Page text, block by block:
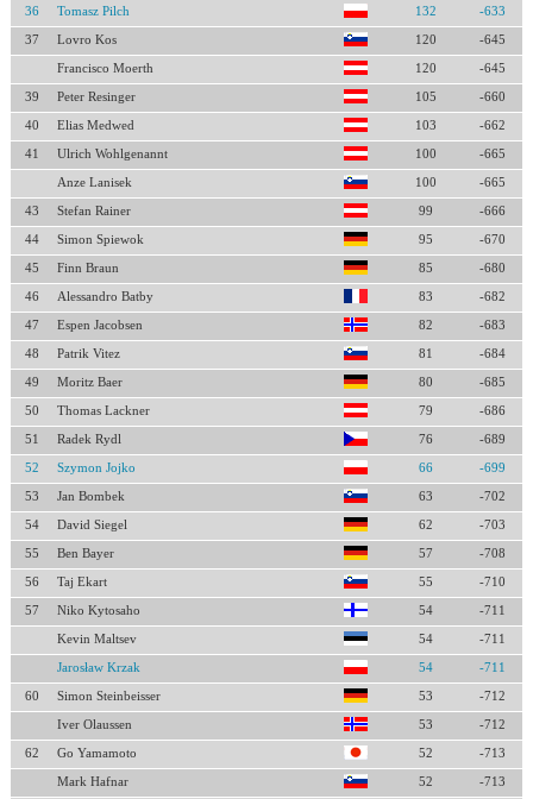
36 Tomasz Pilch 132 -633
37 Lovro Kos 120 -645
Francisco Moerth 120 -645
39 Peter Resinger 105 -660
40 Elias Medwed 103 -662
41 Ulrich Wohlgenannt 100 -665
Anze Lanisek 100 -665
43 Stefan Rainer 99 -666
44 Simon Spiewok 95 -670
45 Finn Braun 85 -680
46 Alessandro Batby 83 -682
47 Espen Jacobsen 82 -683
48 Patrik Vitez 81 -684
49 Moritz Baer 80 -685
50 Thomas Lackner 79 -686
51 Radek Rydl 76 -689
52 Szymon Jojko 66 -699
53 Jan Bombek 63 -702
54 David Siegel 62 -703
55 Ben Bayer 57 -708
56 Taj Ekart 55 -710
57 Niko Kytosaho 54 -711
Kevin Maltsev 54 -711
Jarosław Krzak 54 -711
60 Simon Steinbeisser 53 -712
Iver Olaussen 53 -712
62 Go Yamamoto 52 -713
Mark Hafnar 52 -713